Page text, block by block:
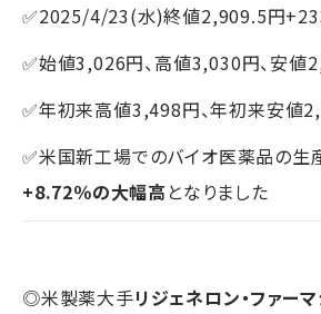
✅2025/4/23(水)終値2,909.5円
✅始値3,026円、高値3,030円、安値
✅年初来高値3,498円、年初来安値
✅米国新工場でのバイオ医薬品の生
+8.72％の大幅高 となりました
◎米製薬大手リジェネロン・ファー